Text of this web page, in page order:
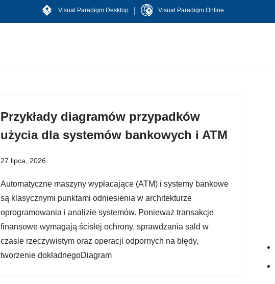
Visual Paradigm Desktop Visual Paradigm Online
Przykłady diagramów przypadków
użycia dla systemów bankowych i ATM
27 lipca, 2026
Automatyczne maszyny wypłacające (ATM) i systemy bankowe
są klasycznymi punktami odniesienia w architekturze
oprogramowania i analizie systemów. Ponieważ transakcje
finansowe wymagają ścisłej ochrony, sprawdzania sald w
czasie rzeczywistym oraz operacji odpornych na błędy,
tworzenie dokładnegoDiagram